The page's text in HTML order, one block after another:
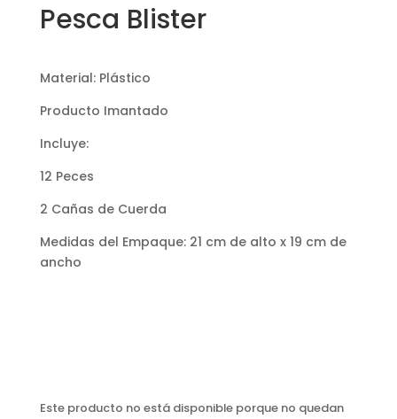
Pesca Blister
Material: Plástico
Producto Imantado
Incluye:
12 Peces
2 Cañas de Cuerda
Medidas del Empaque: 21 cm de alto x 19 cm de
ancho
Este producto no está disponible porque no quedan